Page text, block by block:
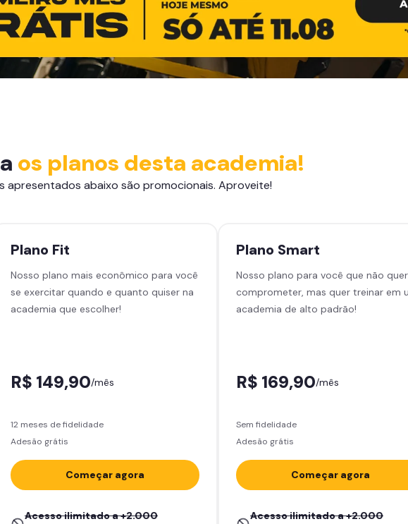
os planos desta academia!
apresentados abaixo são promocionais. Aproveite!
Plano Fit
Nosso plano mais econômico para você
se exercitar quando e quanto quiser na
academia que escolher!
R$ 149,90/mês
12 meses de fidelidade
Adesão grátis
Começar agora
Acesso ilimitado a +2.000
Plano Smart
Nosso plano para você que não
comprometer, mas quer treinar em
academia de alto padrão!
R$ 169,90/mês
Sem fidelidade
Adesão grátis
Começar agora
Acesso ilimitado a +2.000